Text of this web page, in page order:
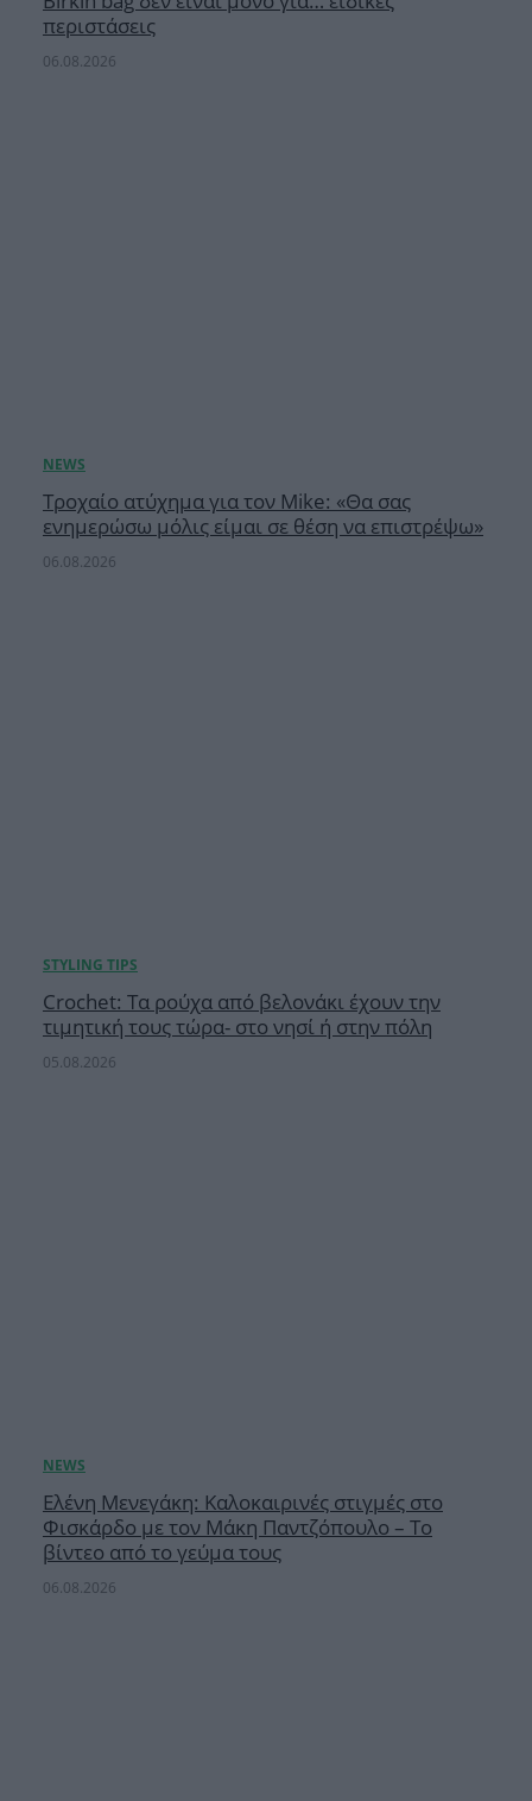
περιστάσεις
06.08.2026
Τροχαίο ατύχημα για τον Mike: «Θα σας
ενημερώσω μόλις είμαι σε θέση να επιστρέψω»
06.08.2026
Crochet: Τα ρούχα από βελονάκι έχουν την
τιμητική τους τώρα- στο νησί ή στην πόλη
05.08.2026
Ελένη Μενεγάκη: Καλοκαιρινές στιγμές στο
Φισκάρδο με τον Μάκη Παντζόπουλο – Το
βίντεο από το γεύμα τους
06.08.2026